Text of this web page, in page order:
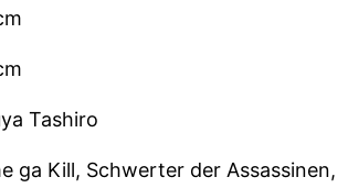
Tashiro
ga Kill, Schwerter der Assassinen,